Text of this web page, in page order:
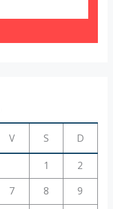
V S D
1
2
7 8
9